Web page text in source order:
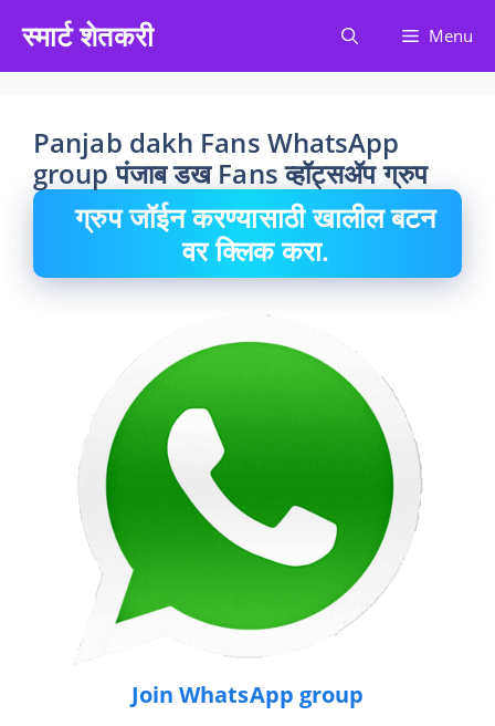
content
स्मार्ट शेतकरी Menu
Panjab dakh Fans WhatsApp
group पंजाब डख Fans व्हॉट्सॲप ग्रुप
ग्रुप जॉईन करण्यासाठी खालील बटन
वर क्लिक करा.
Join WhatsApp group